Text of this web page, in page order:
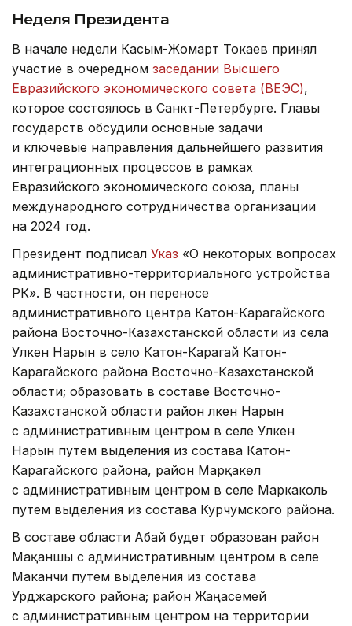
Неделя Президента
В начале недели Касым-Жомарт Токаев принял
участие в очередном заседании Высшего
Евразийского экономического совета (ВЕЭС),
которое состоялось в Санкт-Петербурге. Главы
государств обсудили основные задачи
и ключевые направления дальнейшего развития
интеграционных процессов в рамках
Евразийского экономического союза, планы
международного сотрудничества организации
на 2024 год.
Президент подписал Указ «О некоторых вопросах
административно-территориального устройства
РК». В частности, он переносе
административного центра Катон-Карагайского
района Восточно-Казахстанской области из села
Улкен Нарын в село Катон-Карагай Катон-
Карагайского района Восточно-Казахстанской
области; образовать в составе Восточно-
Казахстанской области район Үлкен Нарын
с административным центром в селе Улкен
Нарын путем выделения из состава Катон-
Карагайского района, район Марқакөл
с административным центром в селе Маркаколь
путем выделения из состава Курчумского района.
В составе области Абай будет образован район
Мақаншы с административным центром в селе
Маканчи путем выделения из состава
Урджарского района; район Жаңасемей
с административным центром на территории